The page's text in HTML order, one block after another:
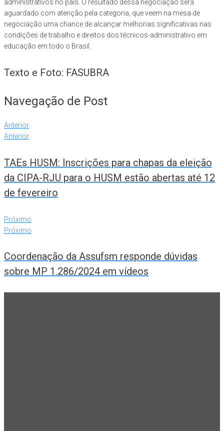
administrativos no país. O resultado dessa negociação será
aguardado com atenção pela categoria, que veem na mesa de
negociação uma chance de alcançar melhorias significativas nas
condições de trabalho e direitos dos técnicos-administrativo em
educação em todo o Brasil.
Texto e Foto: FASUBRA
Navegação de Post
Anterior
Anterior
TAEs HUSM: Inscrições para chapas da eleição
da CIPA-RJU para o HUSM estão abertas até 12
de fevereiro
Próximo
Próximo
Coordenação da Assufsm responde dúvidas
sobre MP 1.286/2024 em vídeos